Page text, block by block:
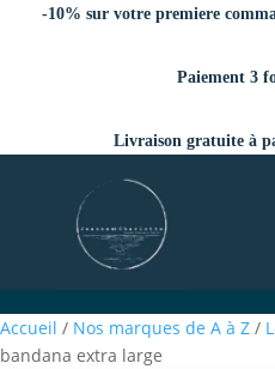
-10% sur votre premiere
Paiement 3
Livraison gratuite à
Accueil / Nos marques de A à Z /
bandana extra large